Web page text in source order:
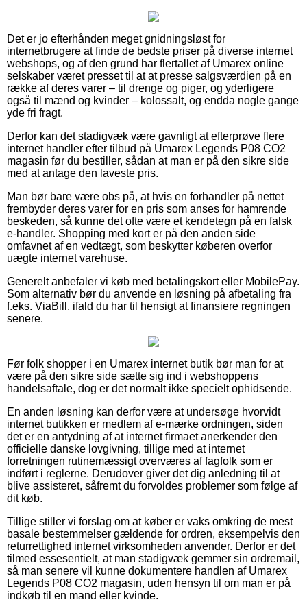
Det er jo efterhånden meget gnidningsløst for
internetbrugere at finde de bedste priser på diverse internet
webshops, og af den grund har flertallet af Umarex online
selskaber været presset til at at presse salgsværdien på en
række af deres varer – til drenge og piger, og yderligere
også til mænd og kvinder – kolossalt, og endda nogle gange
yde fri fragt.
Derfor kan det stadigvæk være gavnligt at efterprøve flere
internet handler efter tilbud på Umarex Legends P08 CO2
magasin før du bestiller, sådan at man er på den sikre side
med at antage den laveste pris.
Man bør bare være obs på, at hvis en forhandler på nettet
frembyder deres varer for en pris som anses for hamrende
beskeden, så kunne det ofte være et kendetegn på en falsk
e-handler. Shopping med kort er på den anden side
omfavnet af en vedtægt, som beskytter køberen overfor
uægte internet varehuse.
Generelt anbefaler vi køb med betalingskort eller MobilePay.
Som alternativ bør du anvende en løsning på afbetaling fra
f.eks. ViaBill, ifald du har til hensigt at finansiere regningen
senere.
Før folk shopper i en Umarex internet butik bør man for at
være på den sikre side sætte sig ind i webshoppens
handelsaftale, dog er det normalt ikke specielt ophidsende.
En anden løsning kan derfor være at undersøge hvorvidt
internet butikken er medlem af e-mærke ordningen, siden
det er en antydning af at internet firmaet anerkender den
officielle danske lovgivning, tillige med at internet
forretningen rutinemæssigt overværes af fagfolk som er
indført i reglerne. Derudover giver det dig anledning til at
blive assisteret, såfremt du forvoldes problemer som følge af
dit køb.
Tillige stiller vi forslag om at køber er vaks omkring de mest
basale bestemmelser gældende for ordren, eksempelvis den
returrettighed internet virksomheden anvender. Derfor er det
tilmed essesentielt, at man stadigvæk gemmer sin ordremail,
så man senere vil kunne dokumentere handlen af Umarex
Legends P08 CO2 magasin, uden hensyn til om man er på
indkøb til en mand eller kvinde.